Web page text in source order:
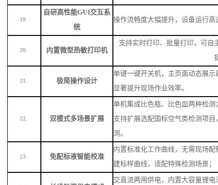
19.
自研高性能GUI交互系
统
操作流畅度大幅提升，设备运行
20. 内置微型热敏打印机
支持实时打印、批量打印，可自
21. 极简操作设计
单键一键开关机，主页面动态展
显著提升现场作业效率。
22. 双模式多场景扩展
单机集成比色瓶、比色皿两种检
支持扩展选配国标空气类检测项
测。
23. 免配标液智能校准
内置标准化工作曲线，无需现场
建标样曲线，适配特殊检测场景 ；
交直流两用供电，内置大容量锂电